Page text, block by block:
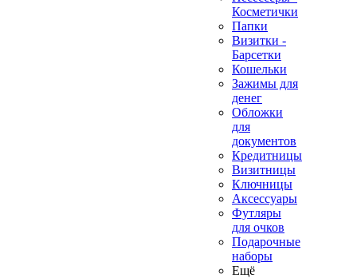
Косметички
Папки
Визитки -
Барсетки
Кошельки
Зажимы для
денег
Обложки
для
документов
Кредитницы
Визитницы
Ключницы
Аксессуары
Футляры
для очков
Подарочные
наборы
Ещё